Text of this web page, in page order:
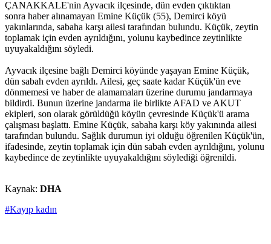
ÇANAKKALE'nin Ayvacık ilçesinde, dün evden çıktıktan
sonra haber alınamayan Emine Küçük (55), Demirci köyü
yakınlarında, sabaha karşı ailesi tarafından bulundu. Küçük, zeytin
toplamak için evden ayrıldığını, yolunu kaybedince zeytinlikte
uyuyakaldığını söyledi.
Ayvacık ilçesine bağlı Demirci köyünde yaşayan Emine Küçük,
dün sabah evden ayrıldı. Ailesi, geç saate kadar Küçük'ün eve
dönmemesi ve haber de alamamaları üzerine durumu jandarmaya
bildirdi. Bunun üzerine jandarma ile birlikte AFAD ve AKUT
ekipleri, son olarak görüldüğü köyün çevresinde Küçük'ü arama
çalışması başlattı. Emine Küçük, sabaha karşı köy yakınında ailesi
tarafından bulundu. Sağlık durumun iyi olduğu öğrenilen Küçük'ün,
ifadesinde, zeytin toplamak için dün sabah evden ayrıldığını, yolunu
kaybedince de zeytinlikte uyuyakaldığını söylediği öğrenildi.
Kaynak: DHA
#Kayıp kadın